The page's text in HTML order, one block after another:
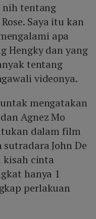
tentang
Saya itu kan
apa
Hengky dan yang
tentang
videonya.
mengatakan
Agnez Mo
dalam film
sutradara John De
kisah cinta
hanya 1
perlakuan